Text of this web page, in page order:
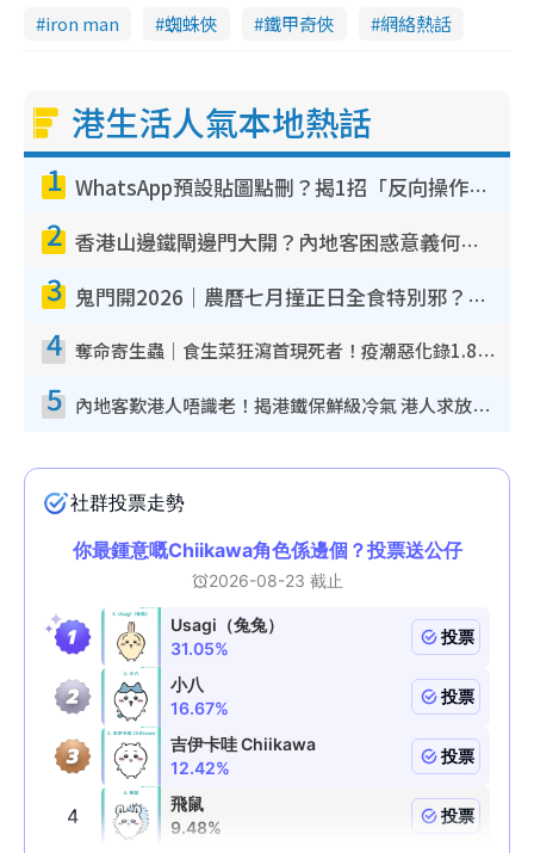
iron man
蜘蛛俠 鐵甲奇俠 網絡熱話
港生活人氣本地熱話
1 WhatsApp預設貼圖點刪？揭1招「反向操作」還原簡潔介面 附3步實測教學
2 香港山邊鐵閘邊門大開？內地客困惑意義何在！網民神回覆：呢種叫法理性防禦
3 鬼門開2026｜農曆七月撞正日全食特別邪？專家警告切忌做一事！揭4大禁忌+2招保平安
4 奪命寄生蟲｜食生菜狂瀉首現死者！疫潮惡化錄1.8萬宗病例 揭洗菜3大謬誤
5 內地客歎港人唔識老！揭港鐵保鮮級冷氣 港人求放過：咪投訴